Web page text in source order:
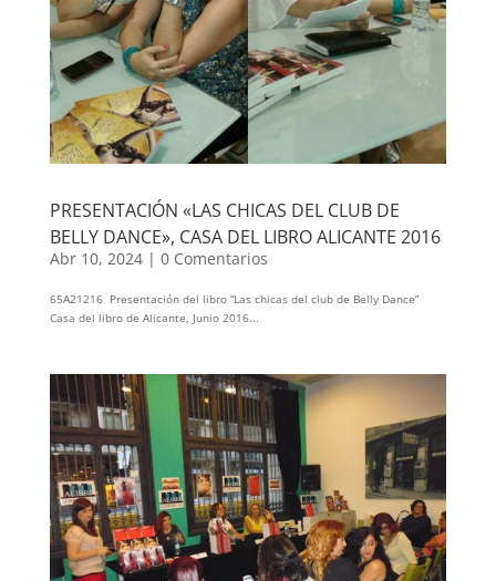
PRESENTACIÓN «LAS CHICAS DEL CLUB DE
BELLY DANCE», CASA DEL LIBRO ALICANTE 2016
Abr 10, 2024| 0 Comentarios
65A21216 Presentación del libro “Las chicas del club de Belly Dance”
Casa del libro de Alicante, Junio 2016...